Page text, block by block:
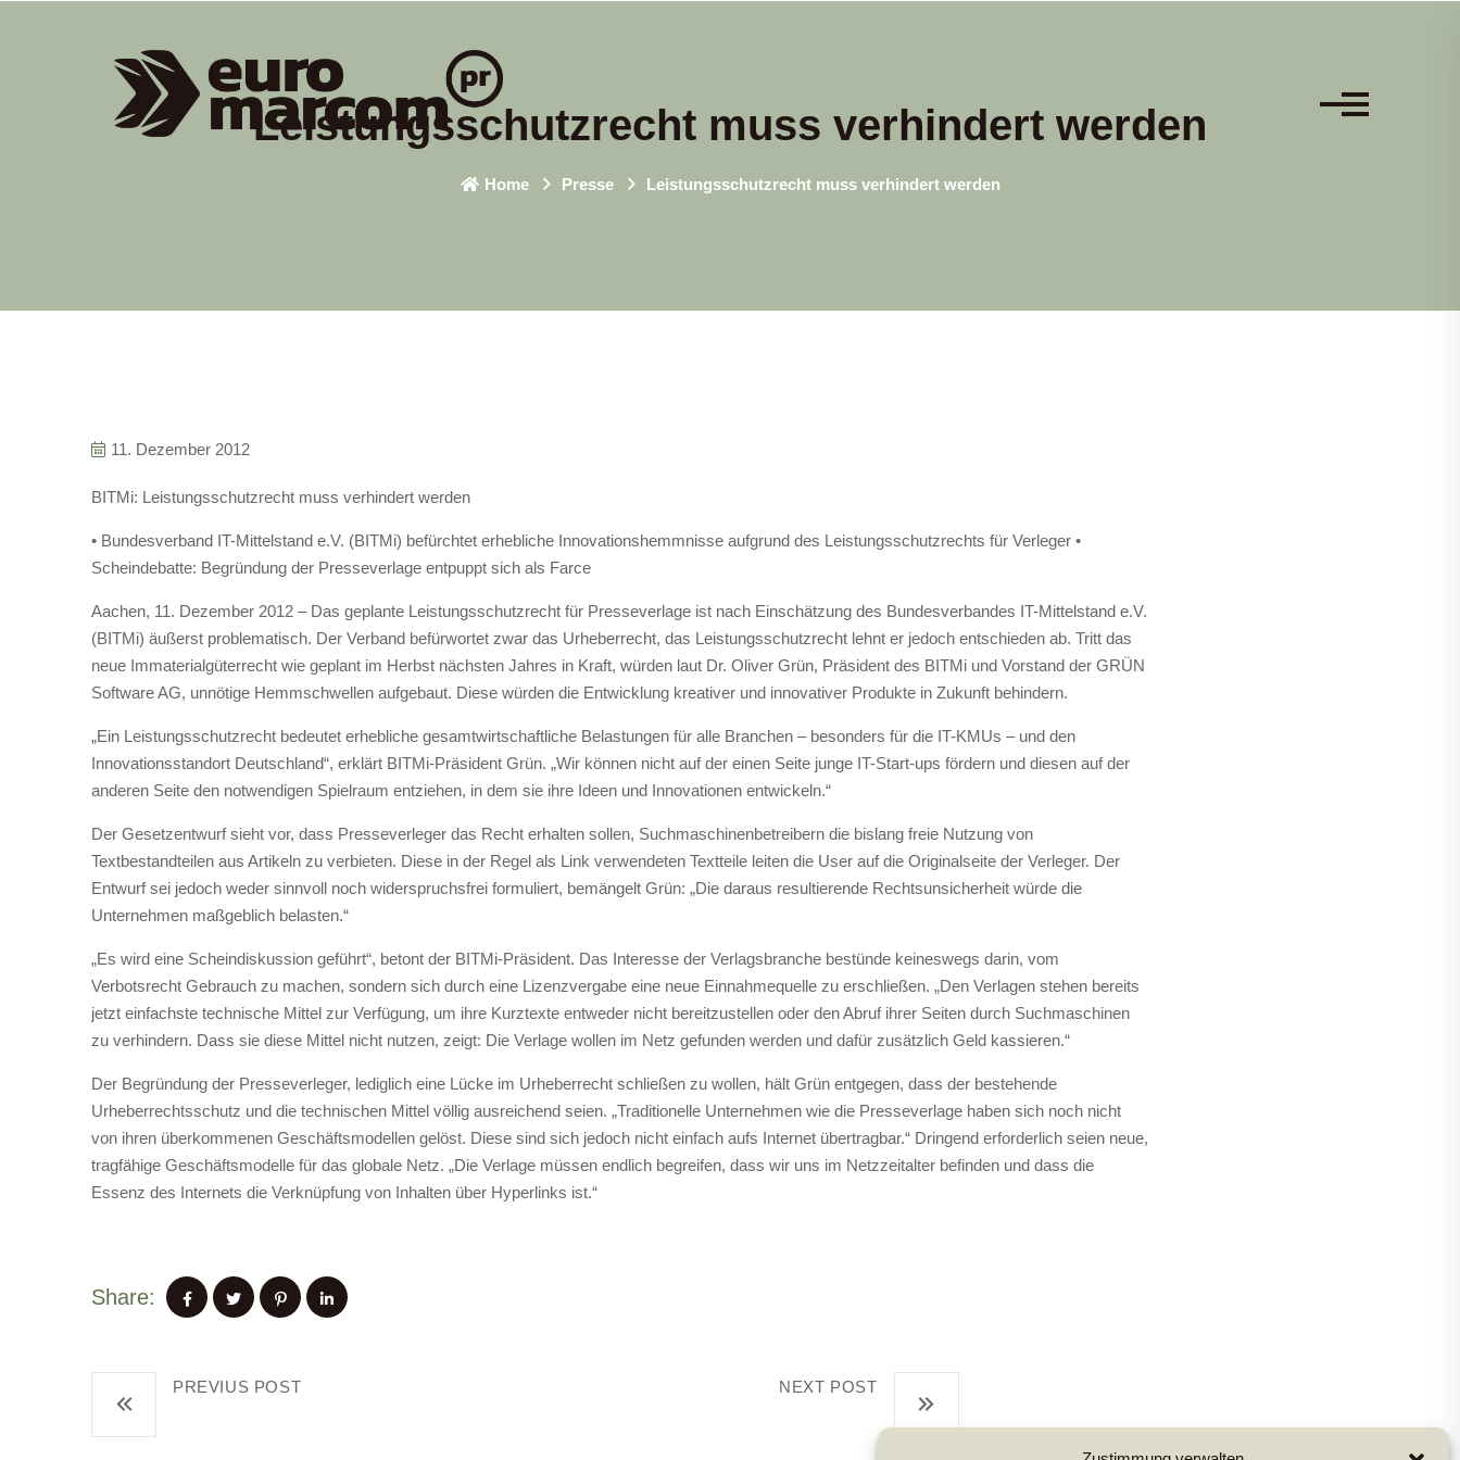
Leistungsschutzrecht muss verhindert werden
Home Presse Leistungsschutzrecht muss verhindert werden
11. Dezember 2012
BITMi: Leistungsschutzrecht muss verhindert werden
• Bundesverband IT-Mittelstand e.V. (BITMi) befürchtet erhebliche Innovationshemmnisse aufgrund des Leistungsschutzrechts für Verleger •
Scheindebatte: Begründung der Presseverlage entpuppt sich als Farce
Aachen, 11. Dezember 2012 – Das geplante Leistungsschutzrecht für Presseverlage ist nach Einschätzung des Bundesverbandes IT-Mittelstand e.V.
(BITMi) äußerst problematisch. Der Verband befürwortet zwar das Urheberrecht, das Leistungsschutzrecht lehnt er jedoch entschieden ab. Tritt das
neue Immaterialgüterrecht wie geplant im Herbst nächsten Jahres in Kraft, würden laut Dr. Oliver Grün, Präsident des BITMi und Vorstand der GRÜN
Software AG, unnötige Hemmschwellen aufgebaut. Diese würden die Entwicklung kreativer und innovativer Produkte in Zukunft behindern.
„Ein Leistungsschutzrecht bedeutet erhebliche gesamtwirtschaftliche Belastungen für alle Branchen – besonders für die IT-KMUs – und den
Innovationsstandort Deutschland“, erklärt BITMi-Präsident Grün. „Wir können nicht auf der einen Seite junge IT-Start-ups fördern und diesen auf der
anderen Seite den notwendigen Spielraum entziehen, in dem sie ihre Ideen und Innovationen entwickeln.“
Der Gesetzentwurf sieht vor, dass Presseverleger das Recht erhalten sollen, Suchmaschinenbetreibern die bislang freie Nutzung von
Textbestandteilen aus Artikeln zu verbieten. Diese in der Regel als Link verwendeten Textteile leiten die User auf die Originalseite der Verleger. Der
Entwurf sei jedoch weder sinnvoll noch widerspruchsfrei formuliert, bemängelt Grün: „Die daraus resultierende Rechtsunsicherheit würde die
Unternehmen maßgeblich belasten.“
„Es wird eine Scheindiskussion geführt“, betont der BITMi-Präsident. Das Interesse der Verlagsbranche bestünde keineswegs darin, vom
Verbotsrecht Gebrauch zu machen, sondern sich durch eine Lizenzvergabe eine neue Einnahmequelle zu erschließen. „Den Verlagen stehen bereits
jetzt einfachste technische Mittel zur Verfügung, um ihre Kurztexte entweder nicht bereitzustellen oder den Abruf ihrer Seiten durch Suchmaschinen
zu verhindern. Dass sie diese Mittel nicht nutzen, zeigt: Die Verlage wollen im Netz gefunden werden und dafür zusätzlich Geld kassieren.“
Der Begründung der Presseverleger, lediglich eine Lücke im Urheberrecht schließen zu wollen, hält Grün entgegen, dass der bestehende
Urheberrechtsschutz und die technischen Mittel völlig ausreichend seien. „Traditionelle Unternehmen wie die Presseverlage haben sich noch nicht
von ihren überkommenen Geschäftsmodellen gelöst. Diese sind sich jedoch nicht einfach aufs Internet übertragbar.“ Dringend erforderlich seien neue,
tragfähige Geschäftsmodelle für das globale Netz. „Die Verlage müssen endlich begreifen, dass wir uns im Netzzeitalter befinden und dass die
Essenz des Internets die Verknüpfung von Inhalten über Hyperlinks ist.“
Share:
PREVIUS POST NEXT POST